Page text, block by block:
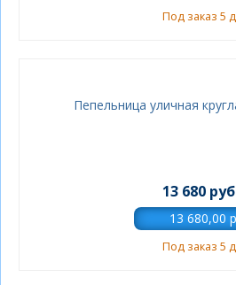
Под заказ 5
Пепельница уличная
13 680 руб
Под заказ 5